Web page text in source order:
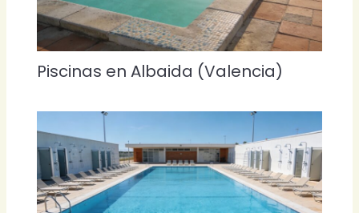
Piscinas en Albaida (Valencia)